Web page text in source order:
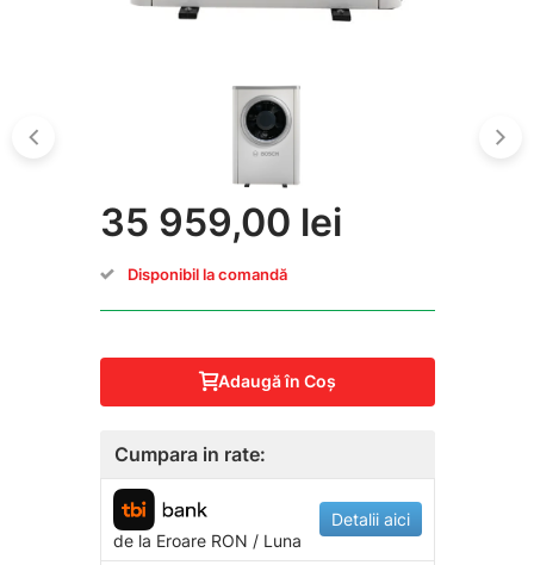
35 959,00 lei
Disponibil la comandă
Adaugă în Coş
Cumpara in rate:
de la EroareRON / Luna
Detalii aici